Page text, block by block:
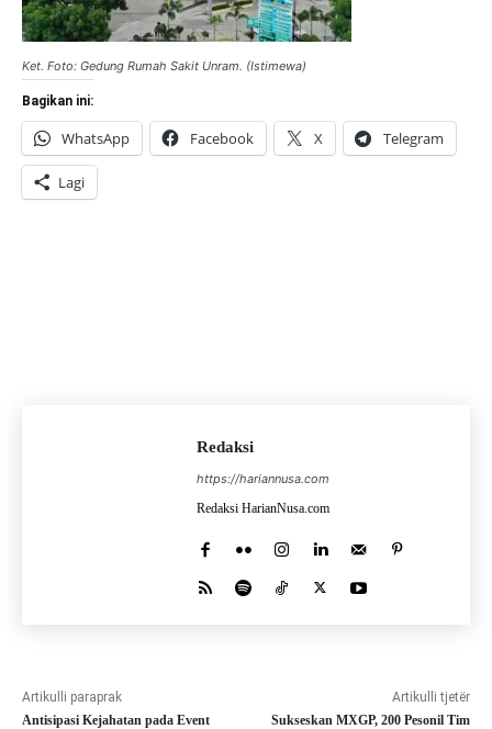
Ket. Foto: Gedung Rumah Sakit Unram. (Istimewa)
Bagikan ini:
WhatsApp Facebook X Telegram
Lagi
Redaksi
https://hariannusa.com
Redaksi HarianNusa.com
Artikulli paraprak
Antisipasi Kejahatan pada Event
Artikulli tjetër
Sukseskan MXGP, 200 Pesonil Tim